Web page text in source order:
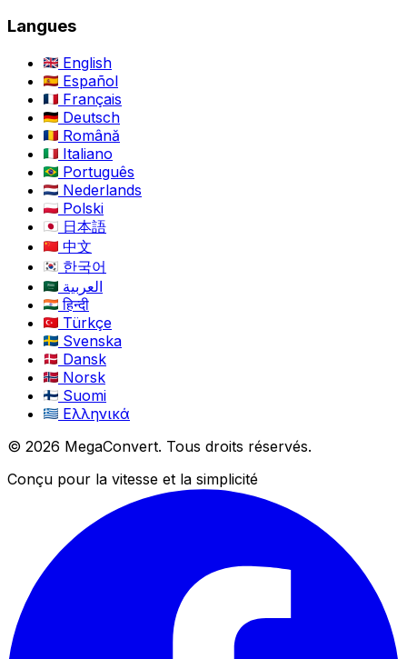
Langues
English
Español
Français
Deutsch
Română
Italiano
Português
Nederlands
Polski
日本語
中文
한국어
العربية
हिन्दी
Türkçe
Svenska
Dansk
Norsk
Suomi
Ελληνικά
© 2026 MegaConvert. Tous droits réservés.
Conçu pour la vitesse et la simplicité